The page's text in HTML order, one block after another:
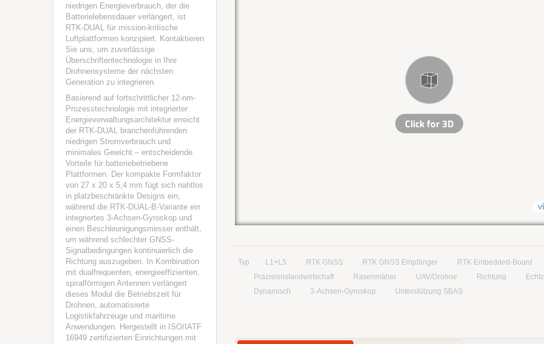
niedrigen Energieverbrauch, der die
Batterielebensdauer verlängert, ist
RTK-DUAL für mission-kritische
Luftplattformen konzipiert. Kontaktieren
Sie uns, um zuverlässige
Überschriftentechnologie in Ihre
Drohnensysteme der nächsten
Generation zu integrieren.
Basierend auf fortschrittlicher 12-nm-
Prozesstechnologie mit integrierter
Energieverwaltungsarchitektur erreicht
der RTK-DUAL branchenführenden
niedrigen Stromverbrauch und
minimales Gewicht – entscheidende
Vorteile für batteriebetriebene
Plattformen. Der kompakte Formfaktor
von 27 x 20 x 5,4 mm fügt sich nahtlos
in platzbeschränkte Designs ein,
während die RTK-DUAL-B-Variante ein
integriertes 3-Achsen-Gyroskop und
einen Beschleunigungsmesser enthält,
um während schlechter GNSS-
Signalbedingungen kontinuierlich die
Richtung auszugeben. In Kombination
mit dualfrequenten, energieeffizienten,
spiralförmigen Antennen verlängert
dieses Modul die Betriebszeit für
Drohnen, automatisierte
Logistikfahrzeuge und maritime
Anwendungen. Hergestellt in ISO/IATF
16949 zertifizierten Einrichtungen mit
Typ L1+L5 RTK GNSS RTK GNSS Empfänger RTK Embedded-Board
Präzisionslandwirtschaft
Rasenmäher UAV/Drohne Richtung
Dynamisch
3-Achsen-Gyroskop Unterstützung SBAS